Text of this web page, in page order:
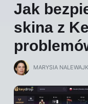
Jak
skina z
MARYSIA